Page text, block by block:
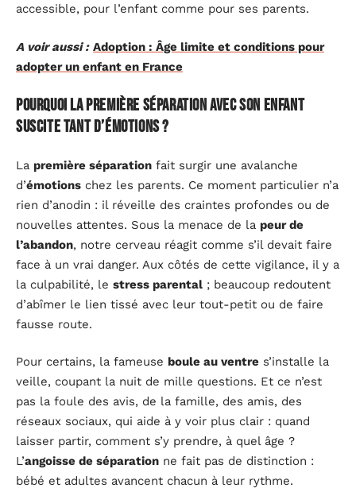
accessible, pour l’enfant comme pour ses parents.
A voir aussi : Adoption : Âge limite et conditions pour
adopter un enfant en France
Pourquoi la première séparation avec son enfant
suscite tant d’émotions ?
La première séparation fait surgir une avalanche
d’émotions chez les parents. Ce moment particulier n’a
rien d’anodin : il réveille des craintes profondes ou de
nouvelles attentes. Sous la menace de la peur de
l’abandon, notre cerveau réagit comme s’il devait faire
face à un vrai danger. Aux côtés de cette vigilance, il y a
la culpabilité, le stress parental ; beaucoup redoutent
d’abîmer le lien tissé avec leur tout-petit ou de faire
fausse route.
Pour certains, la fameuse boule au ventre s’installe la
veille, coupant la nuit de mille questions. Et ce n’est
pas la foule des avis, de la famille, des amis, des
réseaux sociaux, qui aide à y voir plus clair : quand
laisser partir, comment s’y prendre, à quel âge ?
L’angoisse de séparation ne fait pas de distinction :
bébé et adultes avancent chacun à leur rythme.